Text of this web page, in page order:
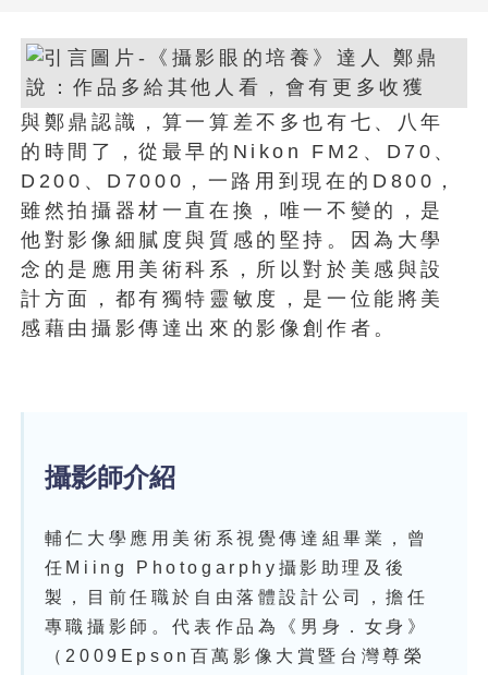
與鄭鼎認識，算一算差不多也有七、八年
的時間了，從最早的Nikon FM2、D70、
D200、D7000，一路用到現在的D800，
雖然拍攝器材一直在換，唯一不變的，是
他對影像細膩度與質感的堅持。因為大學
念的是應用美術科系，所以對於美感與設
計方面，都有獨特靈敏度，是一位能將美
感藉由攝影傳達出來的影像創作者。
攝影師介紹
輔仁大學應用美術系視覺傳達組畢業，曾
任Miing Photogarphy攝影助理及後
製，目前任職於自由落體設計公司，擔任
專職攝影師。代表作品為《男身．女身》
（2009Epson百萬影像大賞暨台灣尊榮